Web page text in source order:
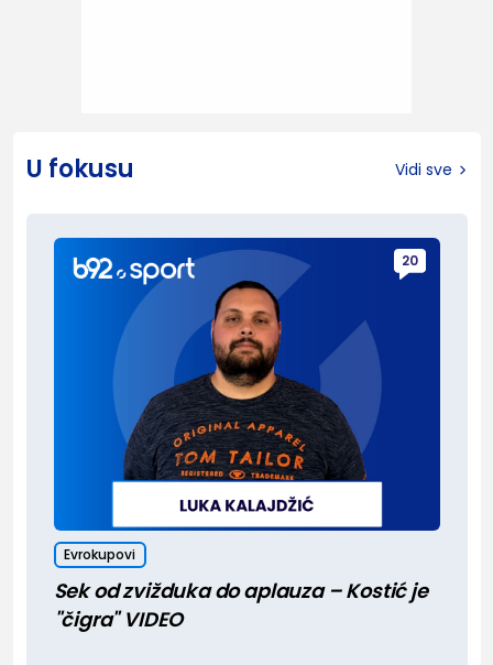
U fokusu Vidi sve
20
Evrokupovi
Sek od zvižduka do aplauza – Kostić je
"čigra" VIDEO